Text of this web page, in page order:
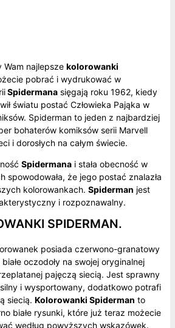
Wam najlepsze kolorowanki
pobrać i wydrukować w
Spidermanasięgają roku 1962, kiedy
światu postać Człowieka Pająka w
Spiderman to jeden z najbardziej
bohaterów komiksów serii Marvell
i dorosłych na całym świecie.
Spidermana i stała obecność w
spowodowała, że jego postać znalazła
kolorowankach. Spiderman jest
i rozpoznawalny.
SPIDERMAN.
posiada czerwono-granatowy
oczodoły na swojej oryginalnej
pajęczą siecią. Jest sprawny
i wysportowany, dodatkowo potrafi
siecią. Kolorowanki Spiderman to
białe rysunki, które już teraz możecie
według powyższych wskazówek.